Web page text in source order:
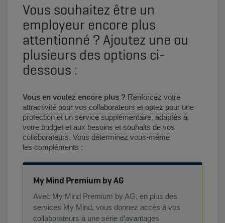
Vous souhaitez être un
employeur encore plus
attentionné ? Ajoutez une ou
plusieurs des options ci-
dessous :
Vous en voulez encore plus ? Renforcez votre
attractivité pour vos collaborateurs et optez pour une
protection et un service supplémentaire, adaptés à
votre budget et aux besoins et souhaits de vos
collaborateurs. Vous déterminez vous-même
les compléments :
My Mind Premium by AG
Avec My Mind Premium by AG, en plus des
services My Mind, vous donnez accès à vos
collaborateurs à une série d’avantages